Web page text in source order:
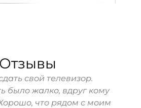
Отзывы
свой телевизор.
было жалко, вдруг кому
что рядом с моим